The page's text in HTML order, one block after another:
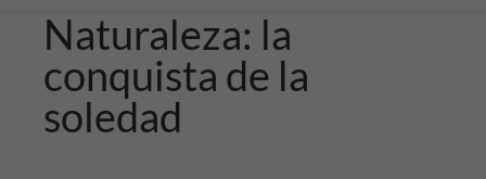
Naturaleza: la
conquista de la
soledad